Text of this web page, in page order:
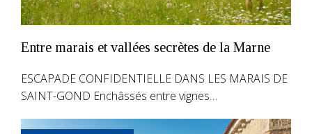
Entre marais et vallées secrètes de la Marne
ESCAPADE CONFIDENTIELLE DANS LES MARAIS DE
SAINT-GOND Enchâssés entre vignes…